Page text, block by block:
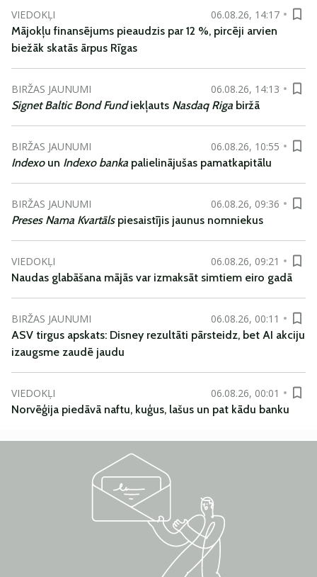
VIEDOKĻI
06.08.26, 14:17
Mājokļu finansējums pieaudzis par 12 %, pircēji arvien
biežāk skatās ārpus Rīgas
BIRŽAS JAUNUMI
06.08.26, 14:13
Signet Baltic Bond Fundiekļauts Nasdaq Riga biržā
BIRŽAS JAUNUMI
06.08.26, 10:55
Indexoun Indexo banka palielinājušas pamatkapitālu
BIRŽAS JAUNUMI
06.08.26, 09:36
Preses Nama Kvartāls piesaistījis jaunus nomniekus
VIEDOKĻI
06.08.26, 09:21
Naudas glabāšana mājās var izmaksāt simtiem eiro gadā
BIRŽAS JAUNUMI
06.08.26, 00:11
ASV tirgus apskats: Disney rezultāti pārsteidz, bet AI akciju
izaugsme zaudē jaudu
VIEDOKĻI
06.08.26, 00:01
Norvēģija piedāvā naftu, kuģus, lašus un pat kādu banku